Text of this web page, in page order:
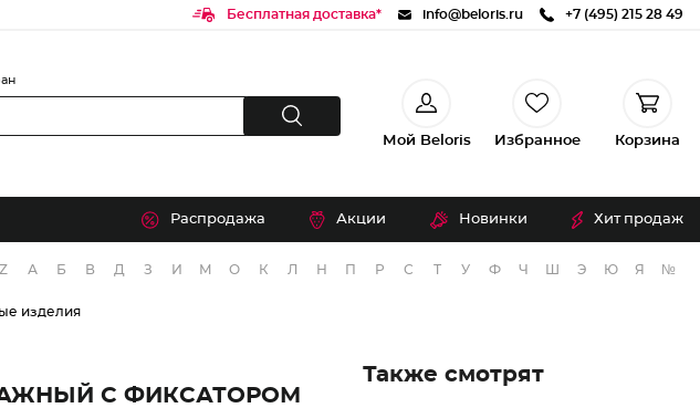
Бесплатная доставка* info@beloris.ru +7 (495) 215 28 49
Мой Beloris Избранное Корзина
Распродажа Акции Новинки Хит продаж
Z А Б В Д З И М О К Л Н П Р С Т У Ф Ч Э Ю Я №
изделия
С ФИКСАТОРОМ
Также смотрят